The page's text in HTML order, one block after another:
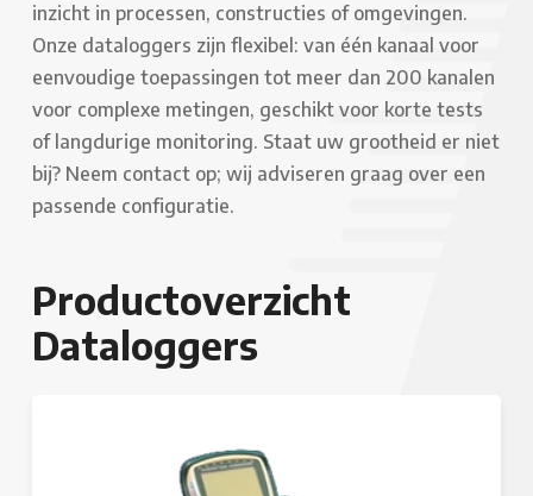
inzicht in processen, constructies of omgevingen.
Onze dataloggers zijn flexibel: van één kanaal voor
eenvoudige toepassingen tot meer dan 200 kanalen
voor complexe metingen, geschikt voor korte tests
of langdurige monitoring. Staat uw grootheid er niet
bij? Neem contact op; wij adviseren graag over een
passende configuratie.
Productoverzicht
Dataloggers